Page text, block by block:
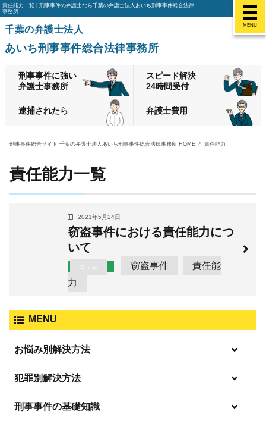
MENU
責任能力一覧 | 刑事事件の弁護士なら千葉の弁護士法人あいち刑事事件総合法律
事務所
千葉の弁護士法人
あいち刑事事件総合法律事務所
刑事事件に強い
弁護士事務所
スピード解決
24時間受付
逮捕されたら 弁護士費用
刑事事件総合サイト 千葉の弁護士法人あいち刑事事件総合法律事務所 HOME 責任能力
責任能力一覧
2021年5月24日
窃盗事件における責任能力につ
いて
コラム 窃盗事件
責任能
力
MENU
お悩み別解決方法
逮捕の不安や悩み
犯罪別解決方法
事件別－暴力事件
刑事事件の基礎知識